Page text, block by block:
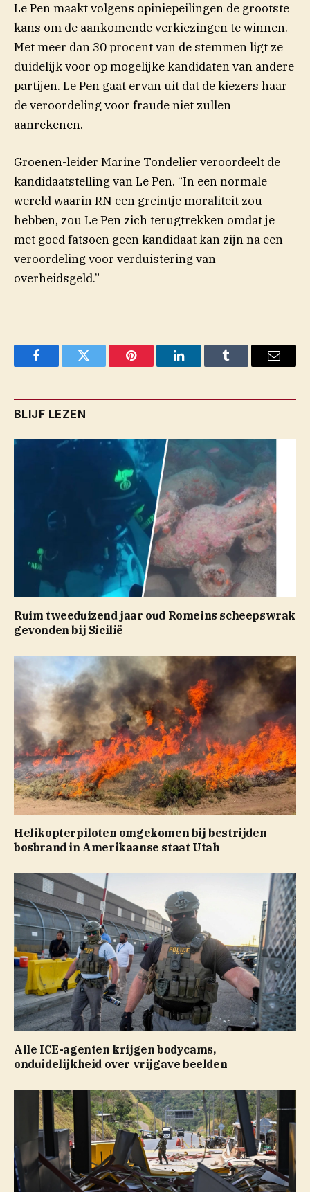
Le Pen maakt volgens opiniepeilingen de grootste
kans om de aankomende verkiezingen te winnen.
Met meer dan 30 procent van de stemmen ligt ze
duidelijk voor op mogelijke kandidaten van andere
partijen. Le Pen gaat ervan uit dat de kiezers haar
de veroordeling voor fraude niet zullen
aanrekenen.
Groenen-leider Marine Tondelier veroordeelt de
kandidaatstelling van Le Pen. “In een normale
wereld waarin RN een greintje moraliteit zou
hebben, zou Le Pen zich terugtrekken omdat je
met goed fatsoen geen kandidaat kan zijn na een
veroordeling voor verduistering van
overheidsgeld.”
FacebookTwitter Pinterest LinkedInTumblr Email
BLIJF LEZEN
Ruim tweeduizend jaar oud Romeins scheepswrak
gevonden bij Sicilië
Helikopterpiloten omgekomen bij bestrijden
bosbrand in Amerikaanse staat Utah
Alle ICE-agenten krijgen bodycams,
onduidelijkheid over vrijgave beelden